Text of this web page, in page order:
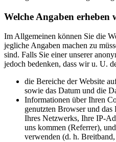
Welche Angaben erheben
Im Allgemeinen können Sie die
jegliche Angaben machen zu
sind. Falls Sie einer unserer
jedoch bedenken, dass wir u. U.
die Bereiche der Website
sowie das Datum und die
Informationen über Ihren
genutzten Browser und das
Ihres Netzwerks, Ihre IP-
uns kommen (Referrer),
verwenden (d. h.